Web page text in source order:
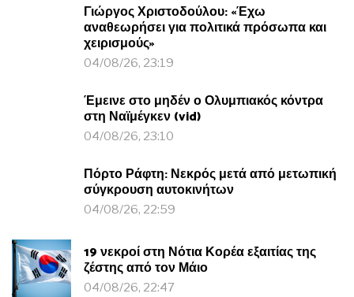
Γιώργος Χριστοδούλου: «Έχω
αναθεωρήσει για πολιτικά πρόσωπα και
χειρισμούς»
04/08/26, 23:19
Έμεινε στο μηδέν ο Ολυμπιακός κόντρα
στη Ναϊμέγκεν (vid)
04/08/26, 23:10
Πόρτο Ράφτη: Νεκρός μετά από μετωπική
σύγκρουση αυτοκινήτων
04/08/26, 22:59
19 νεκροί στη Νότια Κορέα εξαιτίας της
ζέστης από τον Μάιο
04/08/26, 22:47